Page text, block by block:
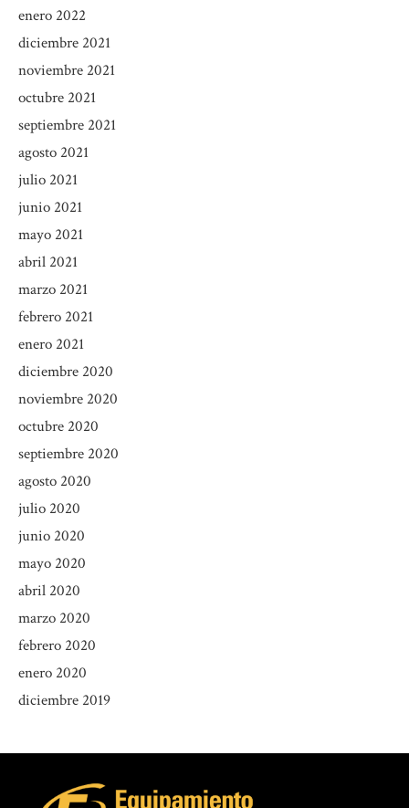
enero 2022
diciembre 2021
noviembre 2021
octubre 2021
septiembre 2021
agosto 2021
julio 2021
junio 2021
mayo 2021
abril 2021
marzo 2021
febrero 2021
enero 2021
diciembre 2020
noviembre 2020
octubre 2020
septiembre 2020
agosto 2020
julio 2020
junio 2020
mayo 2020
abril 2020
marzo 2020
febrero 2020
enero 2020
diciembre 2019